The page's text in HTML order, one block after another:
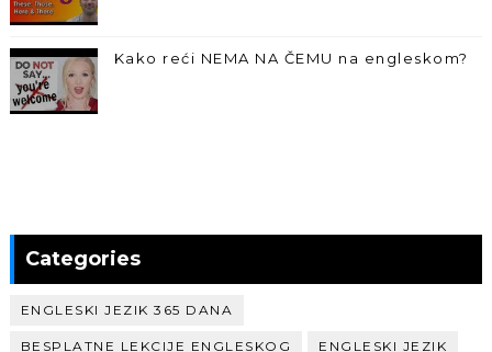
Kako reći NEMA NA ČEMU na engleskom?
Categories
ENGLESKI JEZIK 365 DANA
BESPLATNE LEKCIJE ENGLESKOG ENGLESKI JEZIK